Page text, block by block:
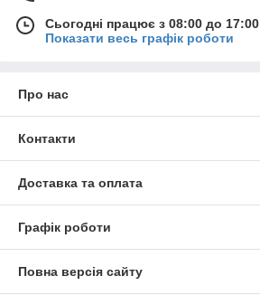
Сьогодні працює з 08:00 до 17:00
Показати весь графік роботи
Про нас
Контакти
Доставка та оплата
Графік роботи
Повна версія сайту